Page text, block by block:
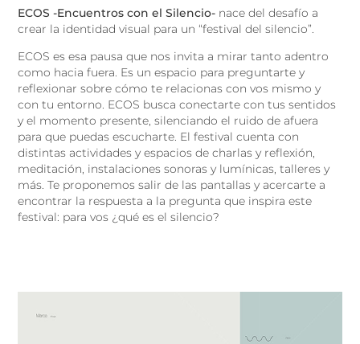
ECOS -Encuentros con el Silencio- nace del desafío a
crear la identidad visual para un “festival del silencio”.
ECOS es esa pausa que nos invita a mirar tanto adentro
como hacia fuera. Es un espacio para preguntarte y
reflexionar sobre cómo te relacionas con vos mismo y
con tu entorno. ECOS busca conectarte con tus sentidos
y el momento presente, silenciando el ruido de afuera
para que puedas escucharte. El festival cuenta con
distintas actividades y espacios de charlas y reflexión,
meditación, instalaciones sonoras y lumínicas, talleres y
más. Te proponemos salir de las pantallas y acercarte a
encontrar la respuesta a la pregunta que inspira este
festival: para vos ¿qué es el silencio?